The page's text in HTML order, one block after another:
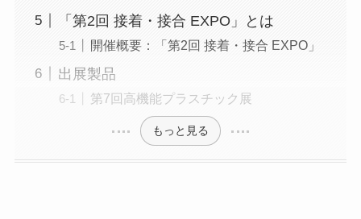
「第2回 接着・接合 EXPO」とは
開催概要：「第2回 接着・接合 EXPO」
出展製品
第7回高機能プラスチック展
もっと見る